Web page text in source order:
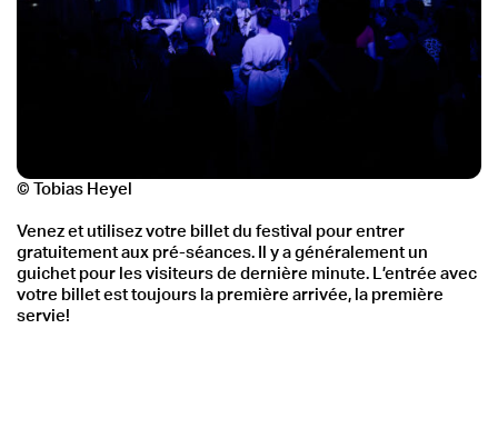
© Tobias Heyel
Venez et utilisez votre billet du festival pour entrer
gratuitement aux pré-séances. Il y a généralement un
guichet pour les visiteurs de dernière minute. L’entrée avec
votre billet est toujours la première arrivée, la première
servie!